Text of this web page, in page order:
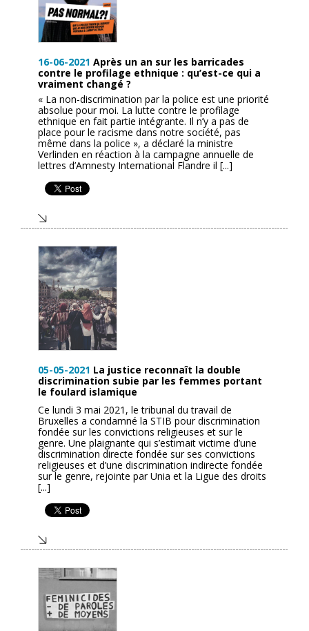
16-06-2021 Après un an sur les barricades
contre le profilage ethnique : qu’est-ce qui a
vraiment changé ?
« La non-discrimination par la police est une priorité
absolue pour moi. La lutte contre le profilage
ethnique en fait partie intégrante. Il n’y a pas de
place pour le racisme dans notre société, pas
même dans la police », a déclaré la ministre
Verlinden en réaction à la campagne annuelle de
lettres d’Amnesty International Flandre il [...]
05-05-2021 La justice reconnaît la double
discrimination subie par les femmes portant
le foulard islamique
Ce lundi 3 mai 2021, le tribunal du travail de
Bruxelles a condamné la STIB pour discrimination
fondée sur les convictions religieuses et sur le
genre. Une plaignante qui s’estimait victime d’une
discrimination directe fondée sur ses convictions
religieuses et d’une discrimination indirecte fondée
sur le genre, rejointe par Unia et la Ligue des droits
[...]